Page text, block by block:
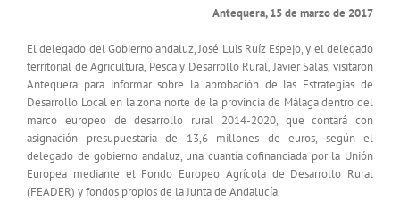
Antequera, 15 de marzo de 2017
El delegado del Gobierno andaluz, José Luis Ruíz Espejo, y el delegado
territorial de Agricultura, Pesca y Desarrollo Rural, Javier Salas, visitaron
Antequera para informar sobre la aprobación de las Estrategias de
Desarrollo Local en la zona norte de la provincia de Málaga dentro del
marco europeo de desarrollo rural 2014-2020, que contará con
asignación presupuestaria de 13,6 millones de euros, según el
delegado de gobierno andaluz, una cuantía cofinanciada por la Unión
Europea mediante el Fondo Europeo Agrícola de Desarrollo Rural
(FEADER) y fondos propios de la Junta de Andalucía.